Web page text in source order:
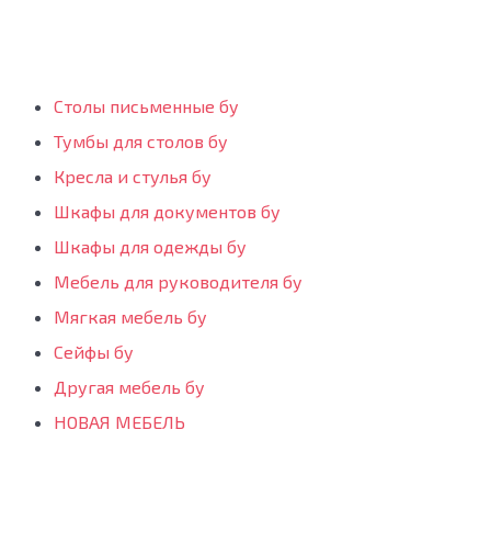
Столы письменные бу
Тумбы для столов бу
Кресла и стулья бу
Шкафы для документов бу
Шкафы для одежды бу
Мебель для руководителя бу
Мягкая мебель бу
Сейфы бу
Другая мебель бу
НОВАЯ МЕБЕЛЬ